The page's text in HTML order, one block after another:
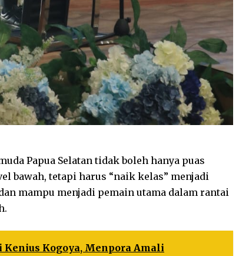
Papua Selatan tidak boleh hanya puas
bawah, tetapi harus “naik kelas” menjadi
mampu menjadi pemain utama dalam rantai
Kenius Kogoya, Menpora Amali